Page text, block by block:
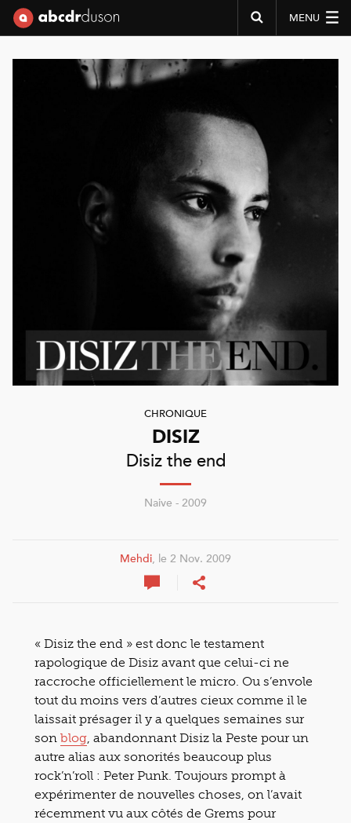
MENU
CHRONIQUE
DISIZ
Disiz the end
Naive - 2009
Mehdi, le 2 Nov. 2009
« Disiz the end » est donc le testament
rapologique de Disiz avant que celui-ci ne
raccroche officiellement le micro. Ou s’envole
tout du moins vers d’autres cieux comme il le
laissait présager il y a quelques semaines sur
son blog , abandonnant Disiz la Peste pour un
autre alias aux sonorités beaucoup plus
rock’n’roll : Peter Punk. Toujours prompt à
expérimenter de nouvelles choses, on l’avait
récemment vu aux côtés de Grems pour